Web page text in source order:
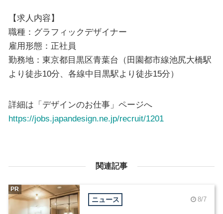
【求人内容】
職種：グラフィックデザイナー
雇用形態：正社員
勤務地：東京都目黒区青葉台（田園都市線池尻大橋駅
より徒歩10分、各線中目黒駅より徒歩15分）
詳細は「デザインのお仕事」ページへ
https://jobs.japandesign.ne.jp/recruit/1201
関連記事
ニュース 8/7
PR